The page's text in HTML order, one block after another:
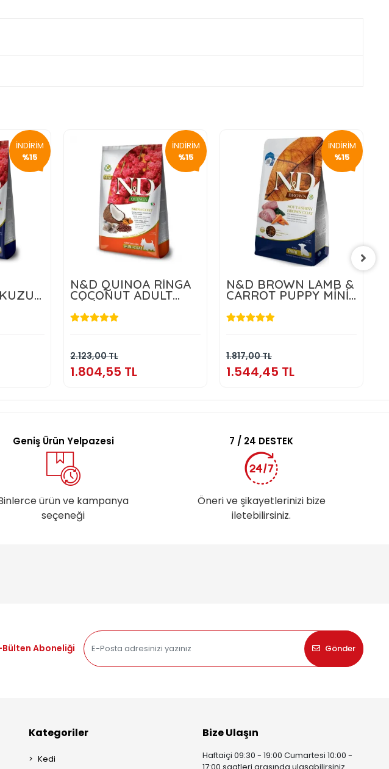
İNDİRİM
%15
İNDİRİM
%15
N&D QUINOA RİNGA
COCONUT ADULT
MİNİ 2,5 KG
2.123,00 TL
1.804,55 TL
İNDİRİM
%15
N&D BROWN LAMB &
CARROT PUPPY MİNİ
1.817,00 TL
1.544,45 TL
Geniş Ürün Yelpazesi
ürün ve kampanya
seçeneği
7 / 24 DESTEK
Öneri ve şikayetlerinizi bize
iletebilirsiniz.
Bülten Aboneliği
Gönder
Kategoriler
Kedi
Bize Ulaşın
Haftaiçi 09:30 - 19:00 Cumartesi 10:00 -